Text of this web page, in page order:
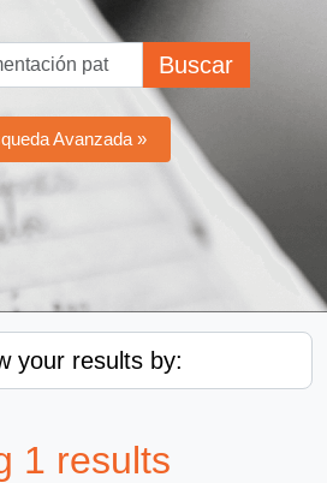
Buscar
Avanzada »
your results by:
1 results